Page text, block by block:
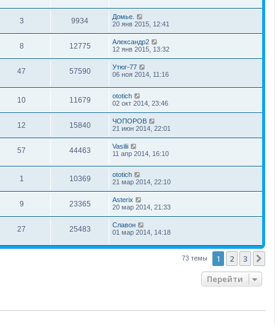
3 9934
Домье.
20 янв 2015, 12:41
8 12775
Александр2
12 янв 2015, 13:32
47 57590
Утюг-77
06 ноя 2014, 11:16
10 11679
ototich
02 окт 2014, 23:46
12 15840
ЧОПОРОВ
21 июн 2014, 22:01
57 44463
Vasilii
11 апр 2014, 16:10
1 10369
ototich
21 мар 2014, 22:10
9 23365
Asterix
20 мар 2014, 21:33
27 25483
Славон
01 мар 2014, 14:18
73 темы 1 2 3
Перейти